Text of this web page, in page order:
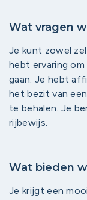
Wat vragen
Je kunt zowel
hebt ervaring
gaan. Je hebt
het bezit van
te behalen. Je
rijbewijs.
Wat bieden
Je krijgt een